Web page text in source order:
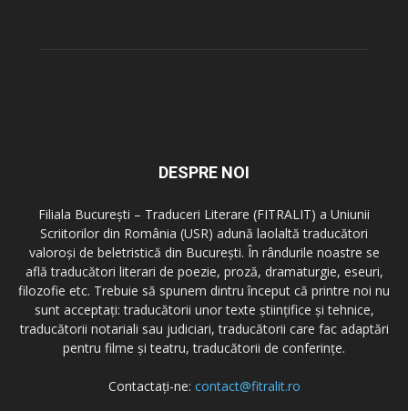
DESPRE NOI
Filiala București – Traduceri Literare (FITRALIT) a Uniunii
Scriitorilor din România (USR) adună laolaltă traducători
valoroși de beletristică din București. În rândurile noastre se
află traducători literari de poezie, proză, dramaturgie, eseuri,
filozofie etc. Trebuie să spunem dintru început că printre noi nu
sunt acceptați: traducătorii unor texte științifice și tehnice,
traducătorii notariali sau judiciari, traducătorii care fac adaptări
pentru filme și teatru, traducătorii de conferințe.
Contactați-ne: contact@fitralit.ro